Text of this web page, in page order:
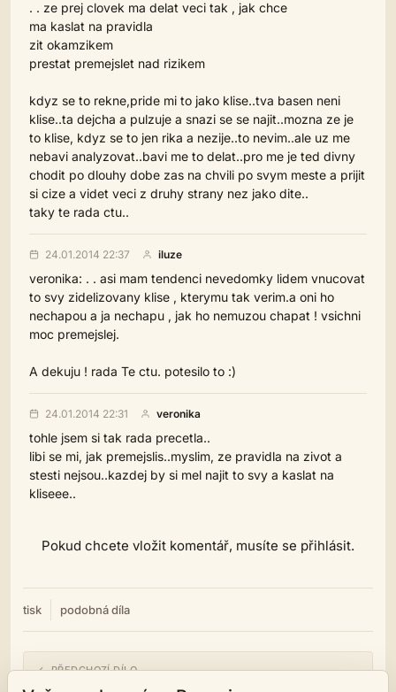
. . ze prej clovek ma delat veci tak , jak chce
ma kaslat na pravidla
zit okamzikem
prestat premejslet nad rizikem
kdyz se to rekne,pride mi to jako klise..tva basen neni
klise..ta dejcha a pulzuje a snazi se se najit..mozna ze je
to klise, kdyz se to jen rika a nezije..to nevim..ale uz me
nebavi analyzovat..bavi me to delat..pro me je ted divny
chodit po dlouhy dobe zas na chvili po svym meste a prijit
si cize a videt veci z druhy strany nez jako dite..
taky te rada ctu..
24.01.2014 22:37 iluze
veronika: . . asi mam tendenci nevedomky lidem vnucovat
to svy zidelizovany klise , kterymu tak verim.a oni ho
nechapou a ja nechapu , jak ho nemuzou chapat ! vsichni
moc premejslej.
A dekuju ! rada Te ctu. potesilo to :)
24.01.2014 22:31 veronika
tohle jsem si tak rada precetla..
libi se mi, jak premejslis..myslim, ze pravidla na zivot a
stesti nejsou..kazdej by si mel najit to svy a kaslat na
kliseee..
Pokud chcete vložit komentář, musíte se přihlásit.
tisk podobná díla
← PŘEDCHOZÍ DÍLO
tecka.